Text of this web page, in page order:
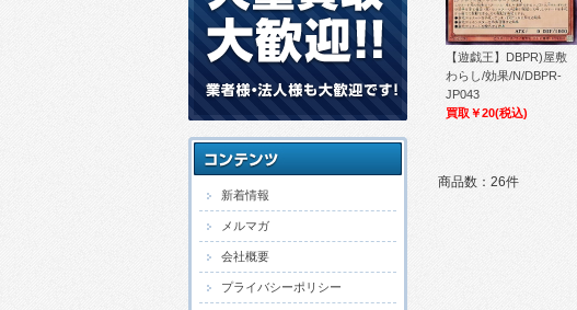
【遊戯王】DBPR)屋敷
わらし/効果/N/DBPR-
JP043
買取￥20(税込)
商品数：26件
新着情報
メルマガ
会社概要
プライバシーポリシー